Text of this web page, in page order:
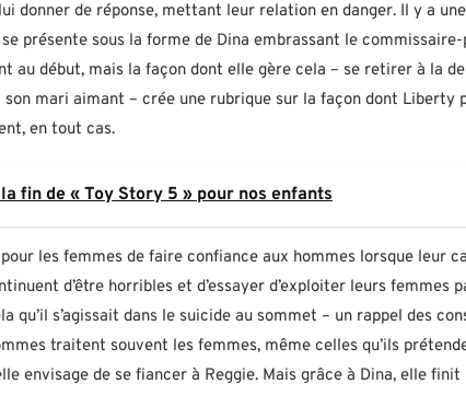
donner de réponse, mettant leur relation en danger. Il y a
présente sous la forme de Dina embrassant le
au début, mais la façon dont elle gère cela – se retirer à la
mari aimant – crée une rubrique sur la façon dont Liberty
en tout cas.
fin de « Toy Story 5 » pour nos enfants
les femmes de faire confiance aux hommes lorsque leur
d’être horribles et d’essayer d’exploiter leurs femmes
qu’il s’agissait dans le suicide au sommet – un rappel des
traitent souvent les femmes, même celles qu’ils
envisage de se fiancer à Reggie. Mais grâce à Dina, elle